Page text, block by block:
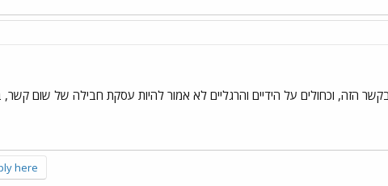
הזה, וכחולים על הידיים והרגליים לא אמור להיות עסקת חבילה של שום
here.